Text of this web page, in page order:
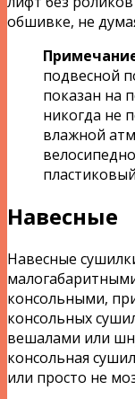
обшивке, не
подвесной
показан на
никогда не
влажной
Навесные
Навесные
консольными,
консольных
вешалами или
консольная
или просто не